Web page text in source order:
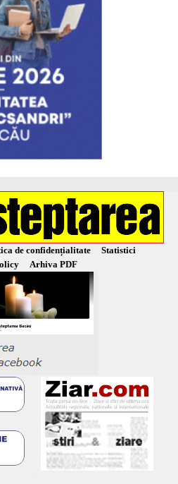
de confidențialitate
Statistici
Arhiva PDF